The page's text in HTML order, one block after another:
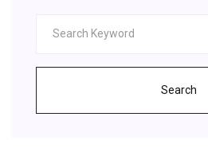
Search